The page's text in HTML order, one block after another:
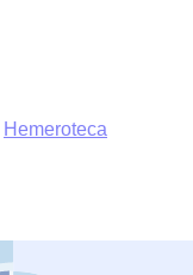
Hemeroteca